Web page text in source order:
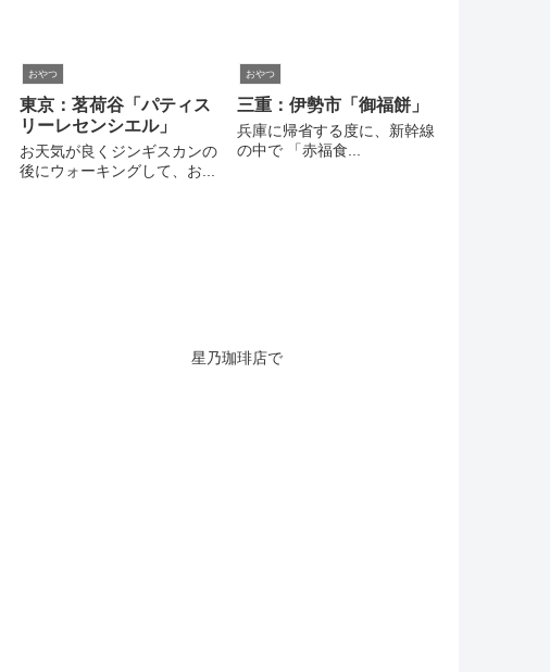
おやつ
東京：茗荷谷「パティス
リーレセンシエル」
お天気が良くジンギスカンの
後にウォーキングして、お...
おやつ
三重：伊勢市「御福餅」
兵庫に帰省する度に、新幹線
の中で 「赤福食...
星乃珈琲店で